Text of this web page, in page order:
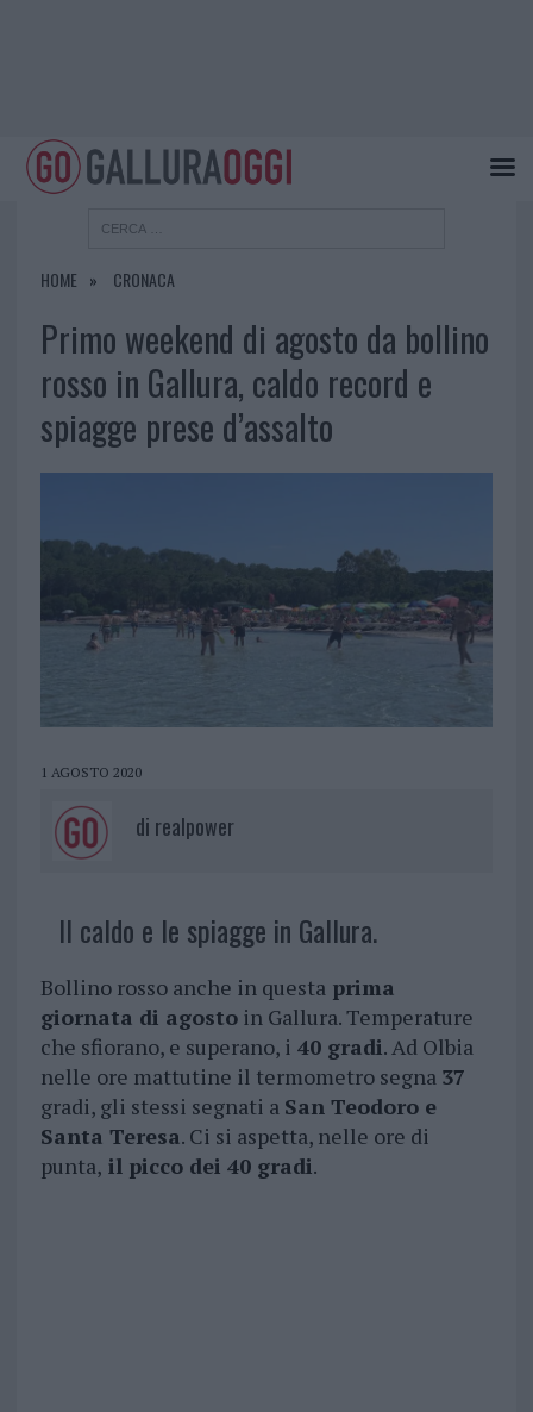
HOME CRONACA
Primo weekend di agosto da bollino
rosso in Gallura, caldo record e
spiagge prese d’assalto
1 AGOSTO 2020
di realpower
Il caldo e le spiagge in Gallura.
Bollino rosso anche in questaprima
giornata di agostoin Gallura. Temperature
che sfiorano, e superano, i 40 gradi. Ad Olbia
nelle ore mattutine il termometro segna 37
gradi, gli stessi segnati a San Teodoro e
Santa Teresa. Ci si aspetta, nelle ore di
punta, il picco dei 40 gradi.